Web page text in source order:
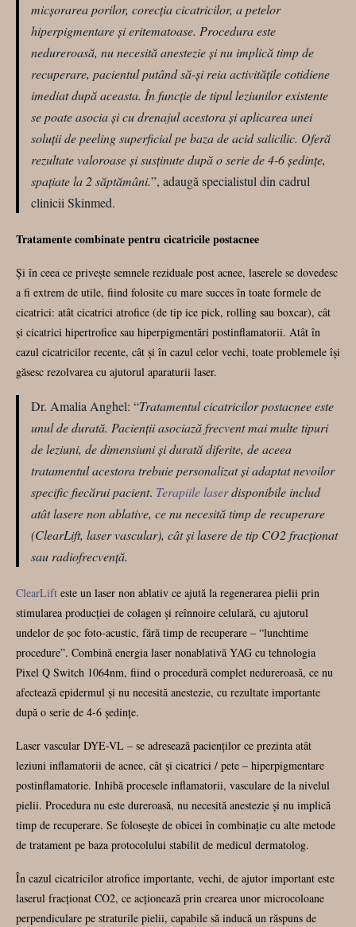
micșorarea porilor, corecția cicatricilor, a petelor
hiperpigmentare și eritematoase. Procedura este
nedureroasă, nu necesită anestezie și nu implică timp de
recuperare, pacientul putând să-și reia activitățile cotidiene
imediat după aceasta. În funcție de tipul leziunilor existente
se poate asocia și cu drenajul acestora și aplicarea unei
soluții de peeling superficial pe baza de acid salicilic. Oferă
rezultate valoroase și susținute după o serie de 4-6 ședințe,
spațiate la 2 săptămâni.”, adaugă specialistul din cadrul
clinicii Skinmed.
Tratamente combinate pentru cicatricile postacnee
Și în ceea ce privește semnele reziduale post acnee, laserele se dovedesc
a fi extrem de utile, fiind folosite cu mare succes în toate formele de
cicatrici: atât cicatrici atrofice (de tip ice pick, rolling sau boxcar), cât
și cicatrici hipertrofice sau hiperpigmentări postinflamatorii. Atât în
cazul cicatricilor recente, cât și în cazul celor vechi, toate problemele își
găsesc rezolvarea cu ajutorul aparaturii laser.
Dr. Amalia Anghel: “Tratamentul cicatricilor postacnee este
unul de durată. Pacienții asociază frecvent mai multe tipuri
de leziuni, de dimensiuni și durată diferite, de aceea
tratamentul acestora trebuie personalizat și adaptat nevoilor
specific fiecărui pacient. Terapiile laserdisponibile includ
atât lasere non ablative, ce nu necesită timp de recuperare
(ClearLift, laser vascular), cât și lasere de tip CO2 fracționat
sau radiofrecvență.
ClearLift este un laser non ablativ ce ajută la regenerarea pielii prin
stimularea producției de colagen și reînnoire celulară, cu ajutorul
undelor de șoc foto-acustic, fără timp de recuperare – “lunchtime
procedure”. Combină energia laser nonablativă YAG cu tehnologia
Pixel Q Switch 1064nm, fiind o procedură complet nedureroasă, ce nu
afectează epidermul și nu necesită anestezie, cu rezultate importante
după o serie de 4-6 ședințe.
Laser vascular DYE-VL – se adresează pacienților ce prezinta atât
leziuni inflamatorii de acnee, cât și cicatrici / pete – hiperpigmentare
postinflamatorie. Inhibă procesele inflamatorii, vasculare de la nivelul
pielii. Procedura nu este dureroasă, nu necesită anestezie și nu implică
timp de recuperare. Se folosește de obicei în combinație cu alte metode
de tratament pe baza protocolului stabilit de medicul dermatolog.
În cazul cicatricilor atrofice importante, vechi, de ajutor important este
laserul fracționat CO2, ce acționează prin crearea unor microcoloane
perpendiculare pe straturile pielii, capabile să inducă un răspuns de